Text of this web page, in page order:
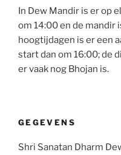
In Dew Mandir is er op
om 14:00 en de mandir
hoogtijdagen is er een
start dan om 16:00; de
er vaak nog Bhojan is.
GEGEVENS
Shri Sanatan Dharm